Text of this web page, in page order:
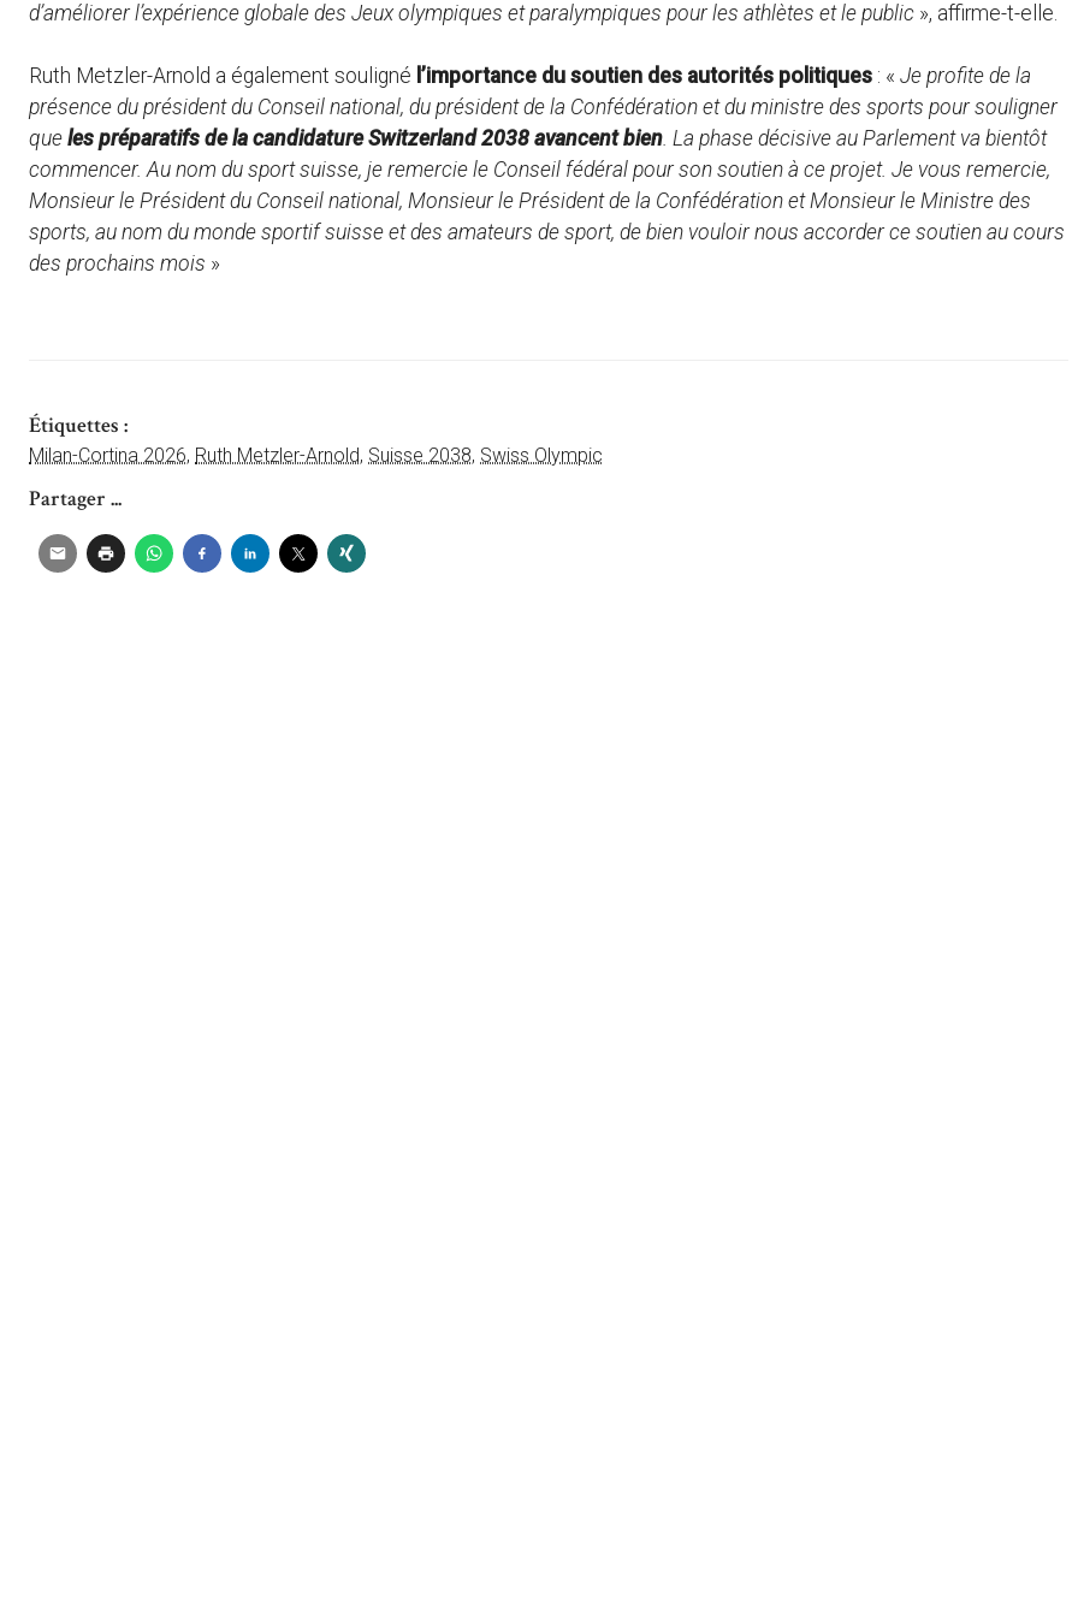
d’améliorer l’expérience globale des Jeux olympiques et paralympiques pour les athlètes et le public », affirme-t-elle.
Ruth Metzler-Arnold a également souligné l’importance du soutien des autorités politiques : « Je profite de la
présence du président du Conseil national, du président de la Confédération et du ministre des sports pour souligner
que les préparatifs de la candidature Switzerland 2038 avancent bien. La phase décisive au Parlement va bientôt
commencer. Au nom du sport suisse, je remercie le Conseil fédéral pour son soutien à ce projet. Je vous remercie,
Monsieur le Président du Conseil national, Monsieur le Président de la Confédération et Monsieur le Ministre des
sports, au nom du monde sportif suisse et des amateurs de sport, de bien vouloir nous accorder ce soutien au cours
des prochains mois »
Étiquettes :
Milan-Cortina 2026, Ruth Metzler-Arnold, Suisse 2038, Swiss Olympic
Partager ...